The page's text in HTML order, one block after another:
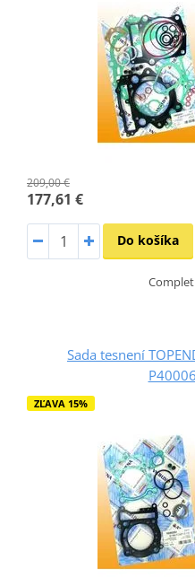
209,00 €
177,61 €
Do košíka
Sada tesnení
ZĽAVA 15%